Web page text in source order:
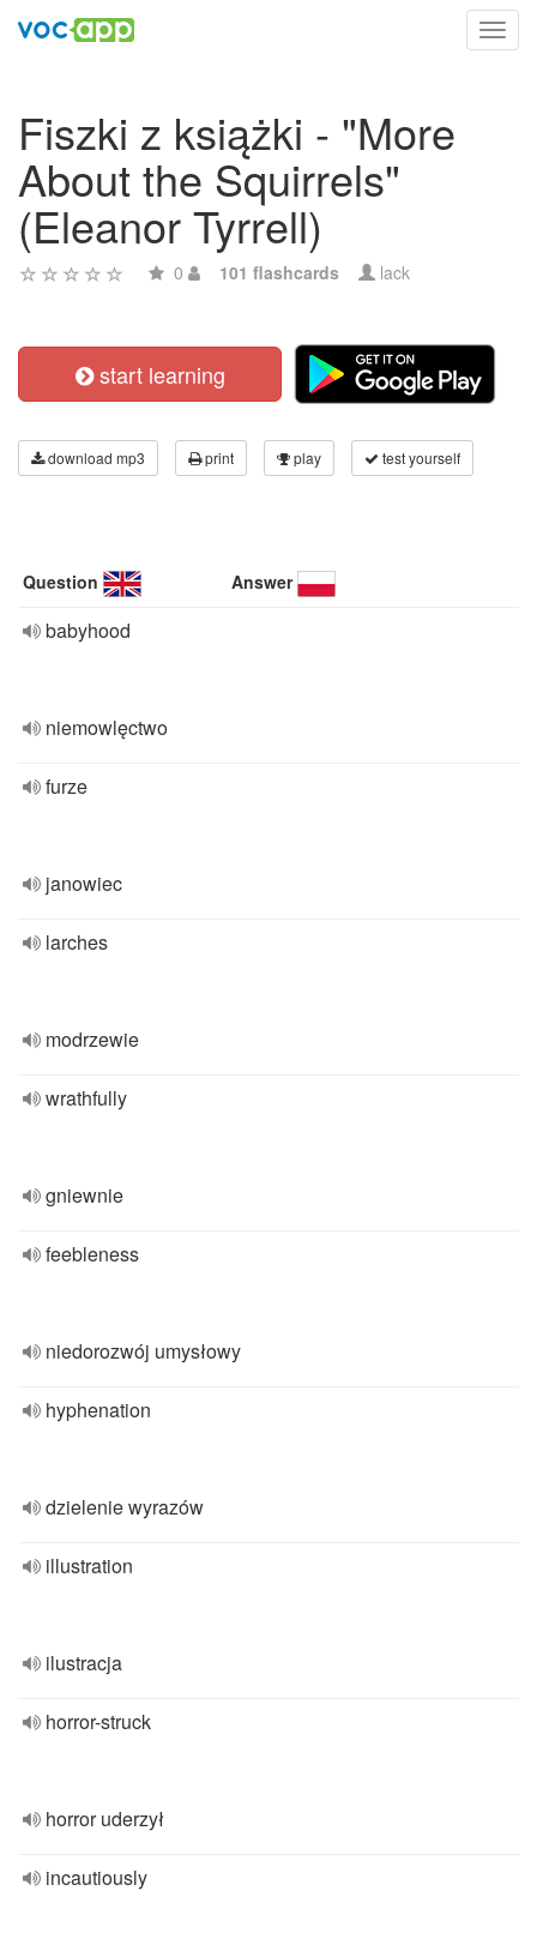
Fiszki z książki - "More
About the Squirrels"
(Eleanor Tyrrell)
0 101 flashcards lack
start learning
download mp3 print play test yourself
Question Answer
babyhood
niemowlęctwo
furze
janowiec
larches
modrzewie
wrathfully
gniewnie
feebleness
niedorozwój umysłowy
hyphenation
dzielenie wyrazów
illustration
ilustracja
horror-struck
horror uderzył
incautiously